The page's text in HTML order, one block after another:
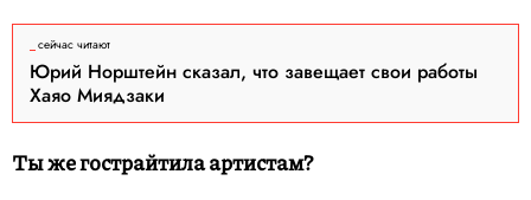
сейчас читают
Юрий Норштейн сказал, что завещает свои работы
Хаяо Миядзаки
Ты же гострайтила артистам?